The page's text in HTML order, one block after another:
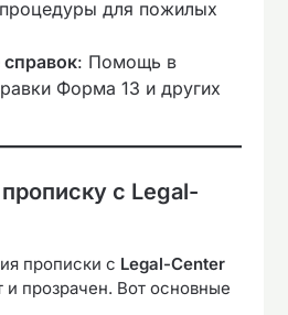
для пожилых
: Помощь в
Форма 13 и других
с Legal-
прописки с Legal-Center
прозрачен. Вот основные